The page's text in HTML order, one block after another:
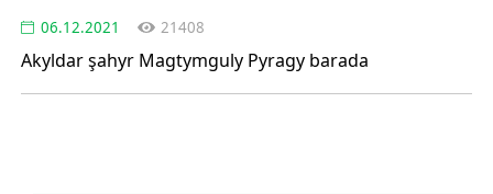
06.12.2021 21408
Akyldar şahyr Magtymguly Pyragy barada